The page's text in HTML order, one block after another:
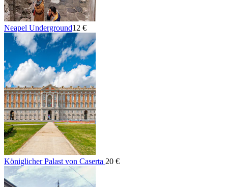
Neapel Underground12 €
Königlicher Palast von Caserta 20 €